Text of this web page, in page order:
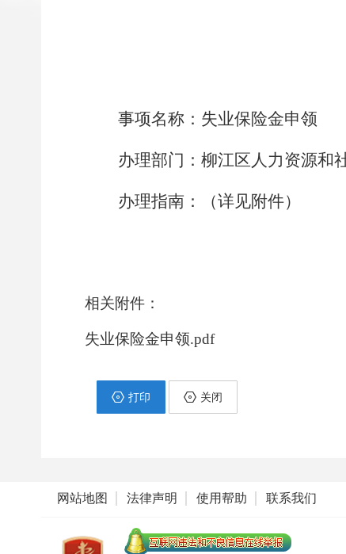
事项名称： 失业保险金申领
办理部门： 柳江区人力资源和
办理指南：（详见附件）
相关附件：
失业保险金申领.pdf
打印 关闭
网站地图 法律声明 使用帮助 联系我们